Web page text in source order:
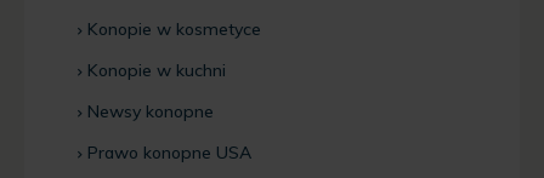
Konopie w kosmetyce
Konopie w kuchni
Newsy konopne
Prawo konopne USA